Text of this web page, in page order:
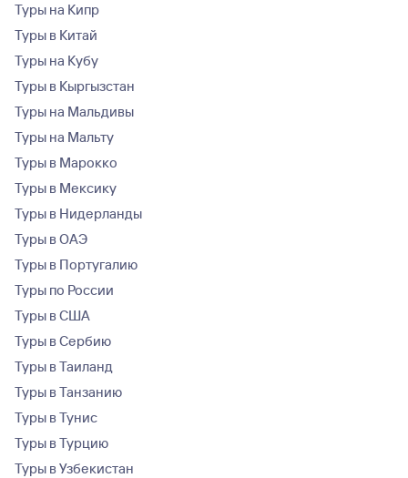
Туры на Кипр
Туры в Китай
Туры на Кубу
Туры в Кыргызстан
Туры на Мальдивы
Туры на Мальту
Туры в Марокко
Туры в Мексику
Туры в Нидерланды
Туры в ОАЭ
Туры в Португалию
Туры по России
Туры в США
Туры в Сербию
Туры в Таиланд
Туры в Танзанию
Туры в Тунис
Туры в Турцию
Туры в Узбекистан